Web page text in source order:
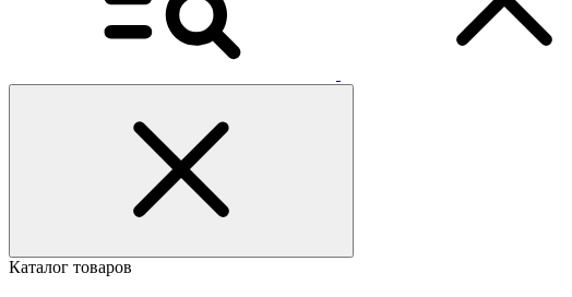
Каталог товаров